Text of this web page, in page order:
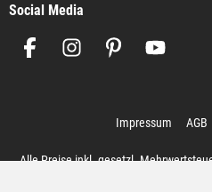
Social Media
Impressum AGB
Alle Preise inkl. gesetzl.